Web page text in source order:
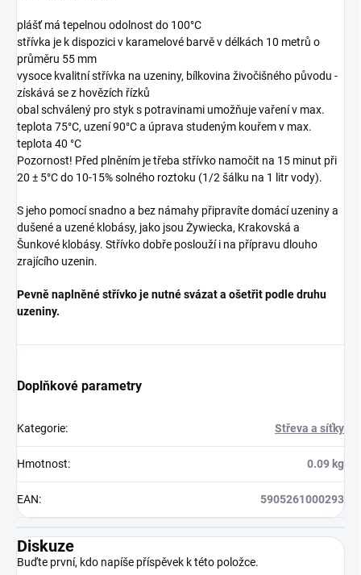
plášť má tepelnou odolnost do 100°C
střívka je k dispozici v karamelové barvě v délkách 10 metrů o
průměru 55 mm
vysoce kvalitní střívka na uzeniny, bílkovina živočišného původu -
získává se z hovězích řízků
obal schválený pro styk s potravinami umožňuje vaření v max.
teplota 75°C, uzení 90°C a úprava studeným kouřem v max.
teplota 40 °C
Pozornost! Před plněním je třeba střívko namočit na 15 minut při
20 ± 5°C do 10-15% solného roztoku (1/2 šálku na 1 litr vody).
S jeho pomocí snadno a bez námahy připravíte domácí uzeniny a
dušené a uzené klobásy, jako jsou Żywiecka, Krakovská a
Šunkové klobásy. Střívko dobře poslouží i na přípravu dlouho
zrajícího uzenin.
Pevně ​​naplněné střívko je nutné svázat a ošetřit podle druhu
uzeniny.
Doplňkové parametry
Kategorie: Střeva a síťky
Hmotnost: 0.09 kg
EAN: 5905261000293
Diskuze
Buďte první, kdo napíše příspěvek k této položce.